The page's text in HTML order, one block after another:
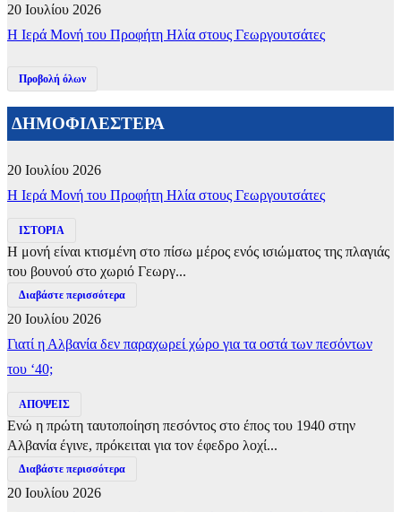
20 Ιουλίου 2026
​Η Ιερά Μονή του Προφήτη Ηλία στους Γεωργουτσάτες
Προβολή όλων
ΔΗΜΟΦΙΛΕΣΤΕΡΑ
20 Ιουλίου 2026
​Η Ιερά Μονή του Προφήτη Ηλία στους Γεωργουτσάτες
ΙΣΤΟΡΙΑ
Η μονή είναι κτισμένη στο πίσω μέρος ενός ισιώματος της πλαγιάς
του βουνού στο χωριό Γεωργ...
Διαβάστε περισσότερα
20 Ιουλίου 2026
Γιατί η Αλβανία δεν παραχωρεί χώρο για τα οστά των πεσόντων
του ‘40;
ΑΠΟΨΕΙΣ
Ενώ η πρώτη ταυτοποίηση πεσόντος στο έπος του 1940 στην
Αλβανία έγινε, πρόκειται για τον έφεδρο λοχί...
Διαβάστε περισσότερα
20 Ιουλίου 2026